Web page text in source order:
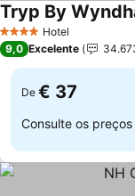
4 EstrelasHotel
Tryp By
9,0 Excelente
De € 37
Consulte os